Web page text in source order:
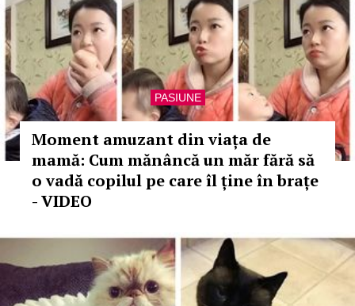
PASIUNE
Moment amuzant din viața de
mamă: Cum mănâncă un măr fără să
o vadă copilul pe care îl ține în brațe
- VIDEO